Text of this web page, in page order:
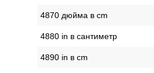
4870 дюйма в cm
4880 in в сантиметр
4890 in в cm